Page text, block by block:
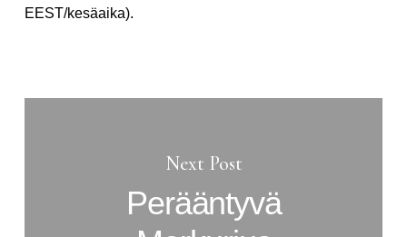
EEST/kesäaika).
Next Post
Perääntyvä